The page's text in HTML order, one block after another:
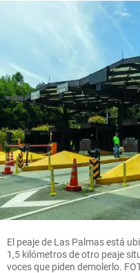
El peaje de Las Palmas está
1,5 kilómetros de otro peaje
voces que piden demolerlo.